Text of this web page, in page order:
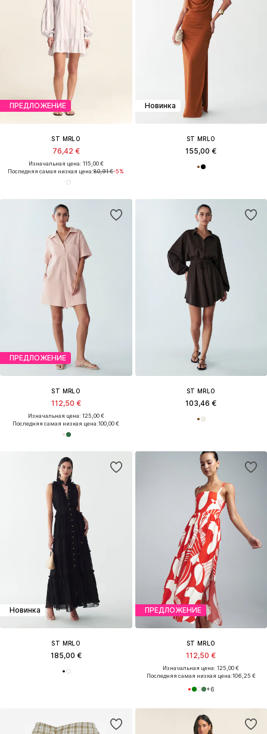
ПРЕДЛОЖЕНИЕ
ST MRLO
76,42 €
Изначальная цена: 115,00 €
Последняя самая низкая цена:80,91 €-5%
Новинка
ST MRLO
155,00 €
ПРЕДЛОЖЕНИЕ
ST MRLO
112,50 €
Изначальная цена: 125,00 €
Последняя самая низкая цена:100,00 €
ST MRLO
103,46 €
Новинка
ST MRLO
185,00 €
ПРЕДЛОЖЕНИЕ
ST MRLO
112,50 €
Изначальная цена: 125,00 €
Последняя самая низкая цена:106,25 €
+6